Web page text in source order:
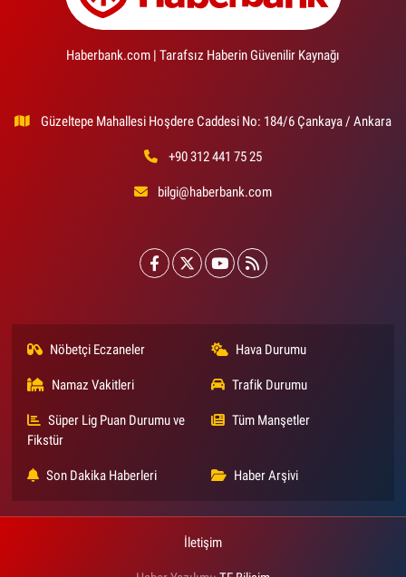
Haberbank.com | Tarafsız Haberin Güvenilir Kaynağı
Güzeltepe Mahallesi Hoşdere Caddesi No: 184/6 Çankaya / Ankara
+90 312 441 75 25
bilgi@haberbank.com
Nöbetçi Eczaneler Hava Durumu
Namaz Vakitleri Trafik Durumu
Süper Lig Puan Durumu ve
Fikstür
Tüm Manşetler
Son Dakika Haberleri Haber Arşivi
İletişim